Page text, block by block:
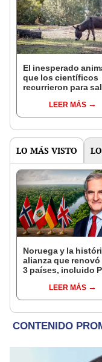
El inesperado
que los científicos
recurrieron para
reintroducción de
asno salvaje está
en un paisaje con
vida
LEER MÁS
LO MÁS VISTO
Noruega y la
alianza que renovó
3 países, incluido
deforestación de la
Amazonía al 2030
LEER MÁS